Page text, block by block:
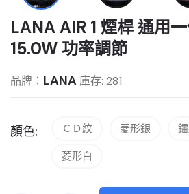
LANA AIR 1 煙桿 通用
15.0W 功率調節
品牌： LANA 庫存: 281
顏色: ＣＤ紋 菱形銀
菱形白